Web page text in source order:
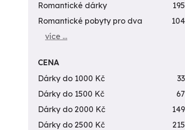
Romantické dárky
195
Romantické pobyty pro dva
104
více …
CENA
Dárky do 1000 Kč
33
Dárky do 1500 Kč
67
Dárky do 2000 Kč
149
Dárky do 2500 Kč
215